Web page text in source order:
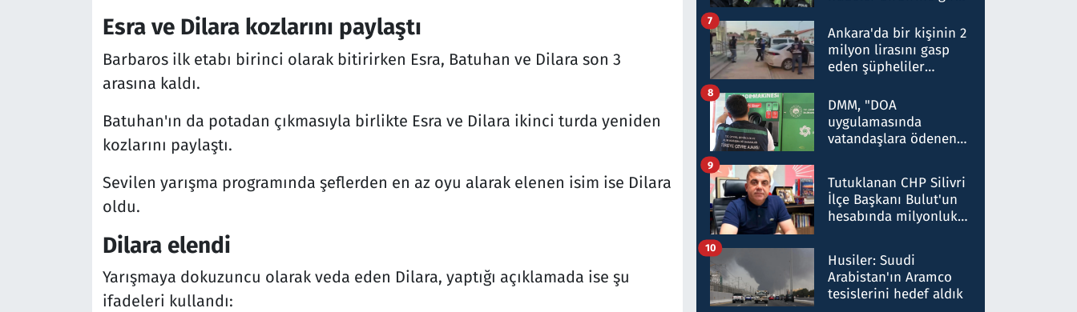
Esra ve Dilara kozlarını paylaştı
Barbaros ilk etabı birinci olarak bitirirken Esra, Batuhan ve Dilara son 3
arasına kaldı.
Batuhan'ın da potadan çıkmasıyla birlikte Esra ve Dilara ikinci turda yeniden
kozlarını paylaştı.
Sevilen yarışma programında şeflerden en az oyu alarak elenen isim ise Dilara
oldu.
Dilara elendi
Yarışmaya dokuzuncu olarak veda eden Dilara, yaptığı açıklamada ise şu
ifadeleri kullandı:
ifadelerinden ortaya
çıkan tablo şok etti
Ankara'da bir kişinin 2
milyon lirasını gasp
eden şüpheliler
7
DMM, "DOA
uygulamasında
vatandaşlara ödenen
düşürüldüğü" iddiasını
yalanladı
8
Tutuklanan CHP Silivri
İlçe Başkanı Bulut'un
hesabında milyonluk
talimat verdi, ben
gönderdim
9
Husiler: Suudi
Arabistan'ın Aramco
tesislerini hedef aldık
10